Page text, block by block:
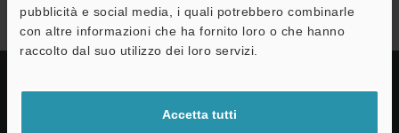
pubblicità e social media, i quali potrebbero combinarle
con altre informazioni che ha fornito loro o che hanno
raccolto dal suo utilizzo dei loro servizi.
Accetta tutti